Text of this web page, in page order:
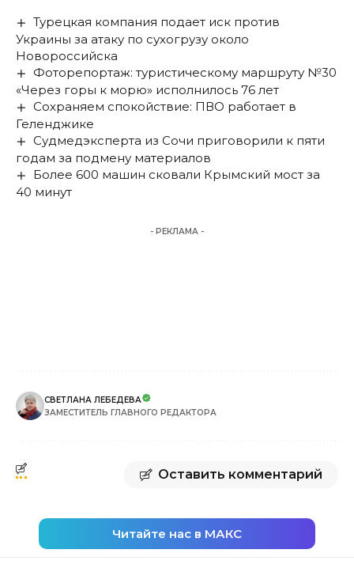
Турецкая компания подает иск против
Украины за атаку по сухогрузу около
Новороссийска
Фоторепортаж: туристическому маршруту №30
«Через горы к морю» исполнилось 76 лет
Сохраняем спокойствие: ПВО работает в
Геленджике
Судмедэксперта из Сочи приговорили к пяти
годам за подмену материалов
Более 600 машин сковали Крымский мост за
40 минут
- РЕКЛАМА -
СВЕТЛАНА ЛЕБЕДЕВА
ЗАМЕСТИТЕЛЬ ГЛАВНОГО РЕДАКТОРА
Оставить комментарий
Читайте нас в МАКС